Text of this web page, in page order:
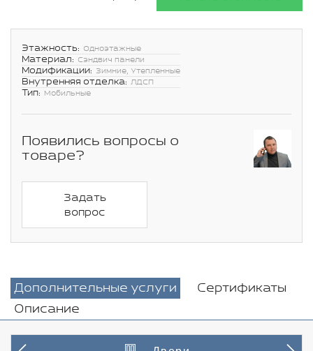
Этажность: Одноэтажные
Материал: Сэндвич панели
Модификации: Зимние, Утепленные
Внутренняя отделка: ЛДСП
Тип: Мобильные
Появились вопросы о
товаре?
Задать
вопрос
Дополнительные услуги
Сертификаты
Описание